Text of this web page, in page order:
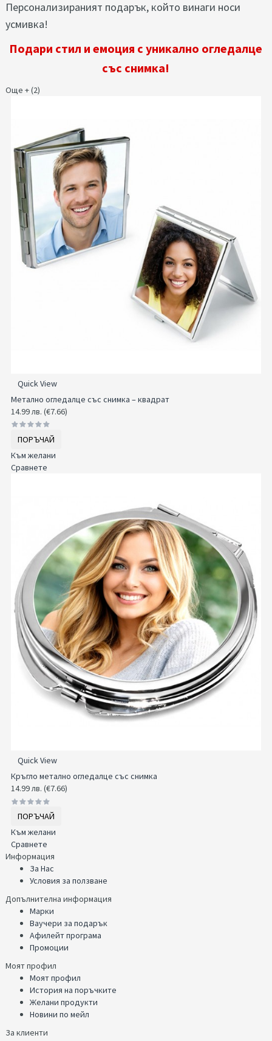
Персонализираният подарък, който винаги носи
усмивка!
Подари стил и емоция с уникално огледалце
със снимка!
Още + (2)
Quick View
Метално огледалце със снимка – квадрат
14.99 лв. (€7.66)
ПОРЪЧАЙ
Към желани
Сравнете
Quick View
Кръгло метално огледалце със снимка
14.99 лв. (€7.66)
ПОРЪЧАЙ
Към желани
Сравнете
Информация
За Нас
Условия за ползване
Допълнителна информация
Марки
Ваучери за подарък
Афилейт програма
Промоции
Моят профил
Моят профил
История на поръчките
Желани продукти
Новини по мейл
За клиенти